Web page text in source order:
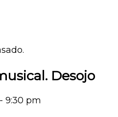
Desojo
- 9:30 pm